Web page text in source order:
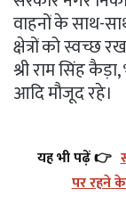
वाहनों के साथ-
क्षेत्रों को स्वच्छ
श्री राम सिंह
आदि मौजूद रहे।
यह भी पढ़ें 👉
पर रहने